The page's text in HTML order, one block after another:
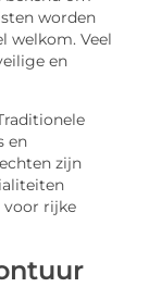
worden
welkom. Veel
en
en
zijn
voor rijke